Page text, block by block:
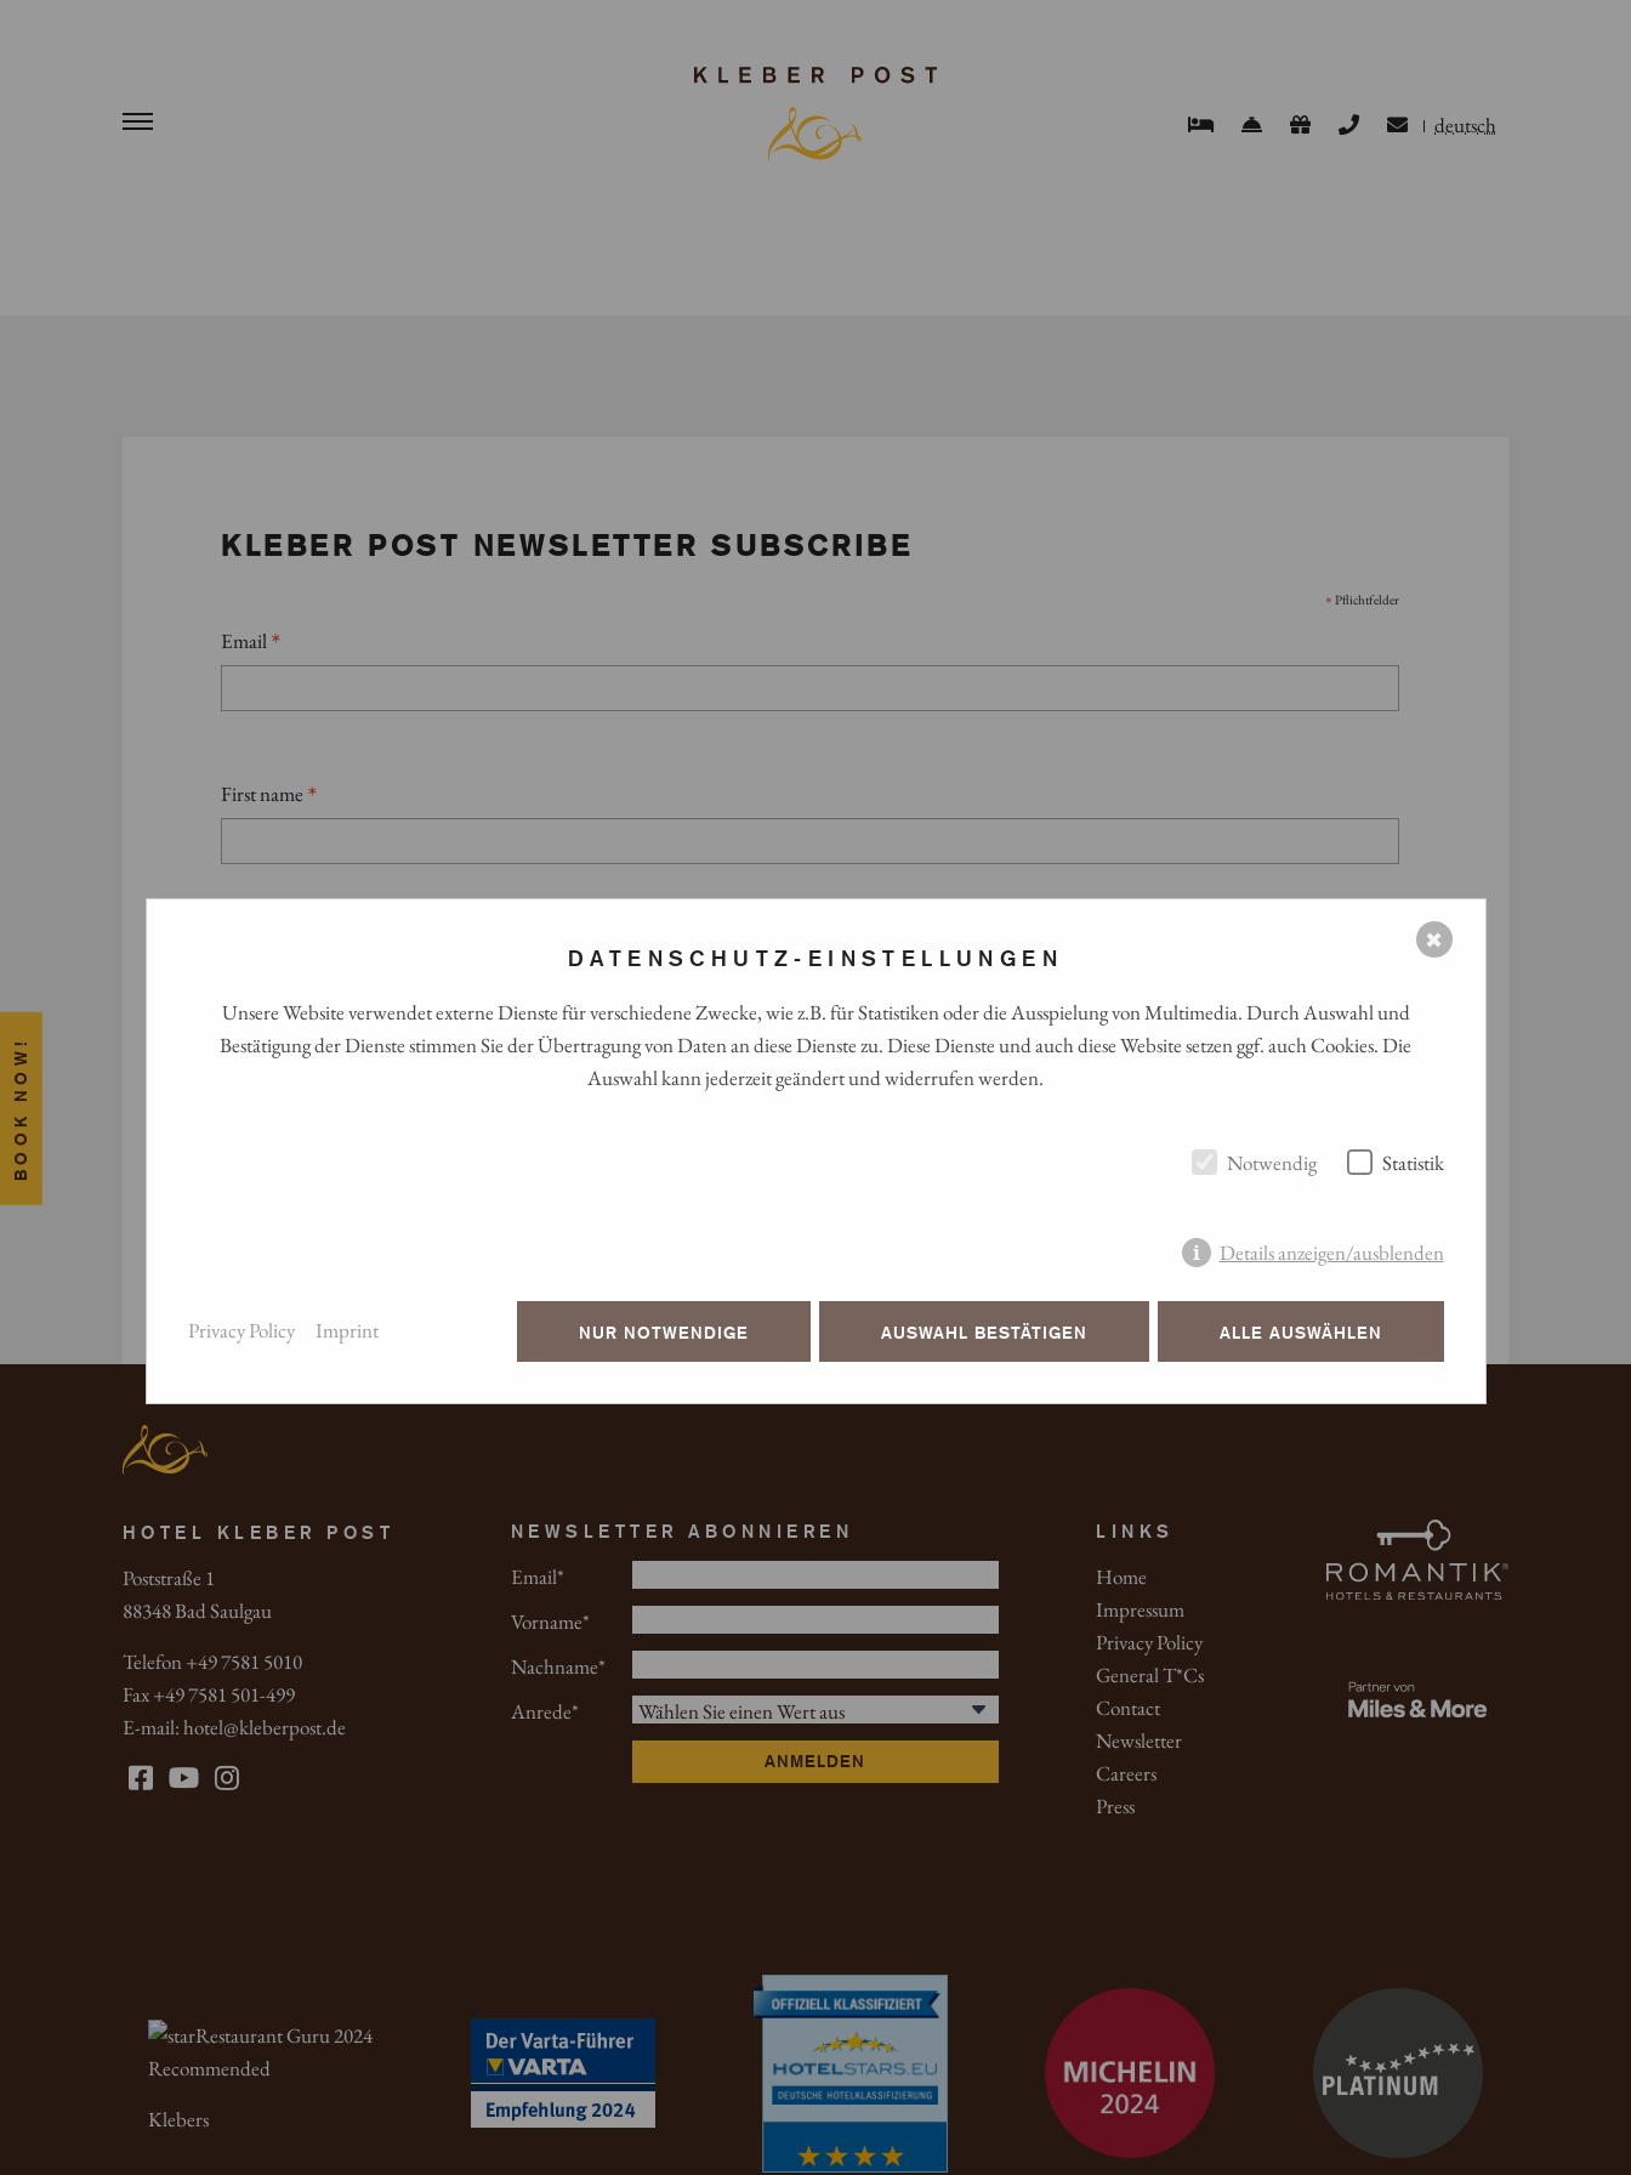
deutsch
BOOK NOW!
KLEBER POST NEWSLETTER SUBSCRIBE
* Pflichtfelder
Email*
First name *
HOTEL KLEBER POST
Poststraße 1
88348 Bad Saulgau
Telefon +49 7581 5010
Fax +49 7581 501-499
E-mail:hotel@kleberpost.de
NEWSLETTER ABONNIEREN
Email
Vorname
Nachname
Anrede
ANMELDEN
LINKS
Home
Impressum
Privacy Policy
General T*Cs
Contact
Newsletter
Careers
Press
Restaurant Guru 2024
Recommended
Klebers
DATENSCHUTZ-EINSTELLUNGEN
Unsere Website verwendet externe Dienste für verschiedene Zwecke, wie z.B. für Statistiken oder die Ausspielung von Multimedia. Durch Auswahl und
Bestätigung der Dienste stimmen Sie der Übertragung von Daten an diese Dienste zu. Diese Dienste und auch diese Website setzen ggf. auch Cookies. Die
Auswahl kann jederzeit geändert und widerrufen werden.
Notwendig Statistik
Details anzeigen/ausblenden
NUR NOTWENDIGE AUSWAHL BESTÄTIGEN ALLE AUSWÄHLEN
Privacy Policy Imprint
✖